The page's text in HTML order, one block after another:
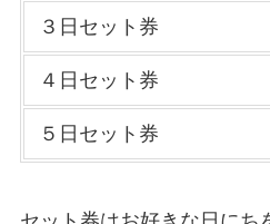
３日セット券
４日セット券
５日セット券